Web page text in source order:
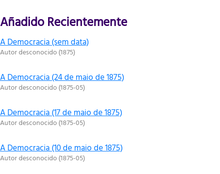
Añadido Recientemente
A Democracia (sem data)
Autor desconocido(1875)
A Democracia (24 de maio de 1875)
Autor desconocido(1875-05)
A Democracia (17 de maio de 1875)
Autor desconocido(1875-05)
A Democracia (10 de maio de 1875)
Autor desconocido(1875-05)